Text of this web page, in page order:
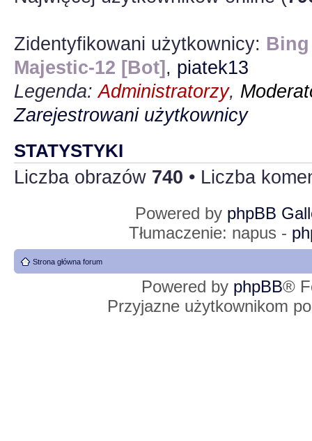
Zidentyfikowani użytkownicy:
Majestic-12 [Bot] , piatek13
Legenda:Administratorzy,
Zarejestrowani użytkownicy
STATYSTYKI
Liczba obrazów 740 • Liczba
Powered by phpBB
Tłumaczenie: napus -
Strona główna forum
Powered by phpBB®
Przyjazne użytkownikom